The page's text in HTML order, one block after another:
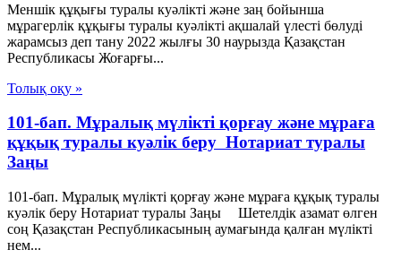
Меншік құқығы туралы куәлікті және заң бойынша
мұрагерлік құқығы туралы куәлікті ақшалай үлесті бөлуді
жарамсыз деп тану 2022 жылғы 30 наурызда Қазақстан
Республикасы Жоғарғы...
Толық оқу »
101-бап. Мұралық мүлiктi қорғау және мұраға
құқық туралы куәлiк беру Нотариат туралы
Заңы
101-бап. Мұралық мүлiктi қорғау және мұраға құқық туралы
куәлiк беру Нотариат туралы Заңы Шетелдiк азамат өлген
соң Қазақстан Республикасының аумағында қалған мүлiктi
нем...